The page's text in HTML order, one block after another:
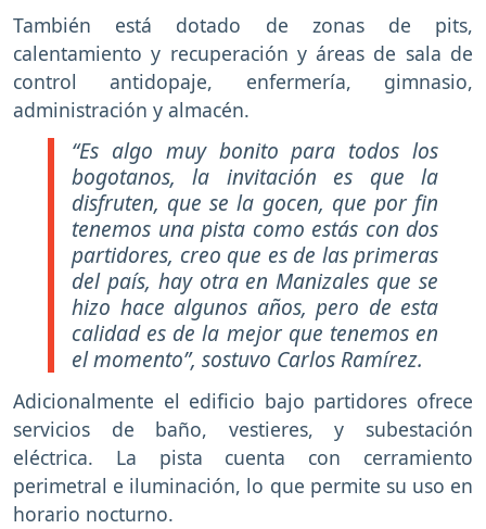
También está dotado de zonas de pits,
calentamiento y recuperación y áreas de sala de
control antidopaje, enfermería, gimnasio,
administración y almacén.
“Es algo muy bonito para todos los
bogotanos, la invitación es que la
disfruten, que se la gocen, que por fin
tenemos una pista como estás con dos
partidores, creo que es de las primeras
del país, hay otra en Manizales que se
hizo hace algunos años, pero de esta
calidad es de la mejor que tenemos en
el momento”, sostuvo Carlos Ramírez.
Adicionalmente el edificio bajo partidores ofrece
servicios de baño, vestieres, y subestación
eléctrica. La pista cuenta con cerramiento
perimetral e iluminación, lo que permite su uso en
horario nocturno.